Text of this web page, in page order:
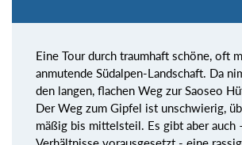
Eine Tour durch traumhaft schöne, oft
anmutende Südalpen-Landschaft. Da
den langen, flachen Weg zur Saoseo
Der Weg zum Gipfel ist unschwierig,
mäßig bis mittelsteil. Es gibt aber auch